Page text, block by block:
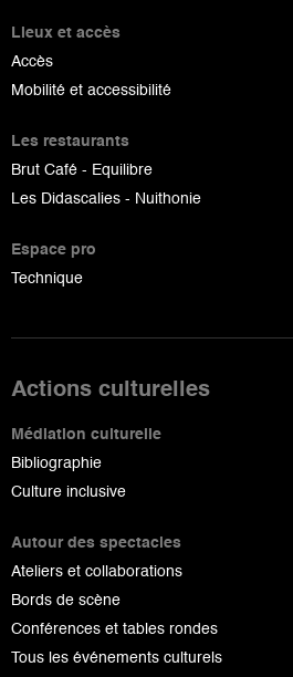
Lieux et accès
Accès
Mobilité et accessibilité
Les restaurants
Brut Café - Equilibre
Les Didascalies - Nuithonie
Espace pro
Technique
Actions culturelles
Médiation culturelle
Bibliographie
Culture inclusive
Autour des spectacles
Ateliers et collaborations
Bords de scène
Conférences et tables rondes
Tous les événements culturels